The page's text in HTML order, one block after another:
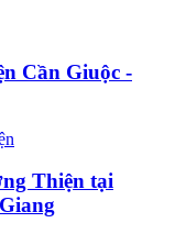
Cần Giuộc -
Thiện tại